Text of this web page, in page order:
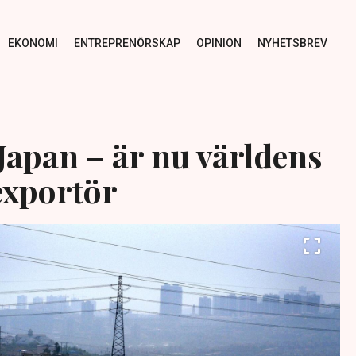
EKONOMI ENTREPRENÖRSKAP OPINION NYHETSBREV
– är nu världens